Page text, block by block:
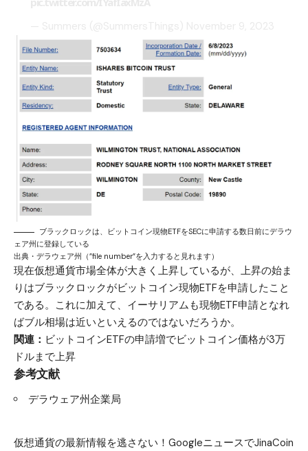
ブラックロックは、ビットコイン現物ETFをSECに申請する数日前にデラウ
ェア州に登録している
出典・ デラウェア州 （”file number”を入力すると見れます）
現在仮想通貨市場全体が大きく上昇しているが、上昇の始ま
りはブラックロックがビットコイン現物ETFを申請したこと
である。これに加えて、イーサリアムも現物ETF申請となれ
ばブル相場は近いといえるのではないだろうか。
関連： ビットコインETFの申請増でビットコイン価格が3万
ドルまで上昇
参考文献
デラウェア州企業局
仮想通貨の最新情報を逃さない！GoogleニュースでJinaCoin